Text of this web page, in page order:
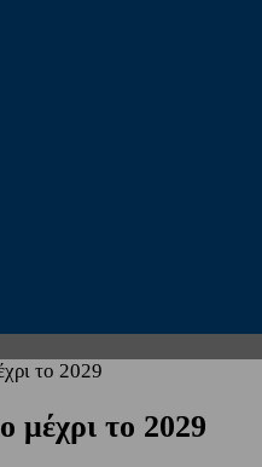
το 2029
μέχρι το 2029